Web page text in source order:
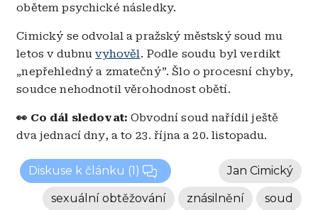
obětem psychické následky.
Cimický se odvolal a pražský městský soud mu
letos v dubnuvyhověl. Podle soudu byl verdikt
„nepřehledný a zmatečný”. Šlo o procesní chyby,
soudce nehodnotil věrohodnost obětí.
👀 Co dál sledovat:Obvodní soud nařídil ještě
dva jednací dny, a to 23. října a 20. listopadu.
Diskuse k článku (1) Jan Cimický
soud
znásilnění
sexuální obtěžování